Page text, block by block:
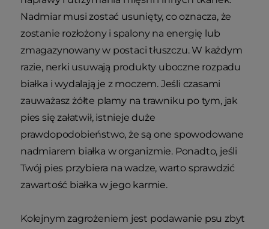
Nadmiar musi zostać usunięty, co oznacza, że
zostanie rozłożony i spalony na energię lub
zmagazynowany w postaci tłuszczu. W każdym
razie, nerki usuwają produkty uboczne rozpadu
białka i wydalają je z moczem. Jeśli czasami
zauważasz żółte plamy na trawniku po tym, jak
pies się załatwił, istnieje duże
prawdopodobieństwo, że są one spowodowane
nadmiarem białka w organizmie. Ponadto, jeśli
Twój pies przybiera na wadze, warto sprawdzić
zawartość białka w jego karmie.
Kolejnym zagrożeniem jest podawanie psu zbyt